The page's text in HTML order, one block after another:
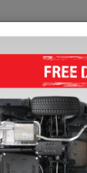
monté sans